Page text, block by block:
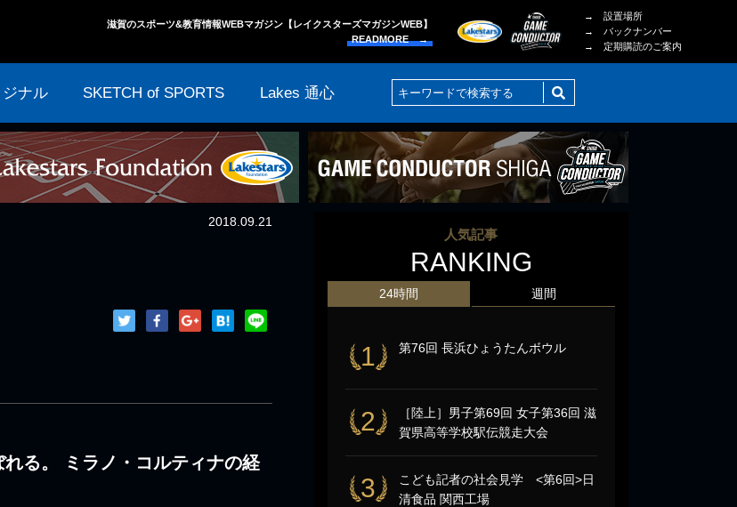
滋賀のスポーツ&教育情報WEBマガジン【レイクスターズマガジンWEB】
READMORE →
→ 設置場所
→ バックナンバー
→ 定期購読のご案内
ナル SKETCH of SPORTS Lakes 通心
2018.09.21
る。 ミラノ・コルティナの経
人気記事
RANKING
24時間
1 第76回 長浜ひょうたんボウル
2
［陸上］男子第69回 女子第36回 滋
賀県高等学校駅伝競走大会
3
こども記者の社会見学 <第6回>日
清食品 関西工場
週間